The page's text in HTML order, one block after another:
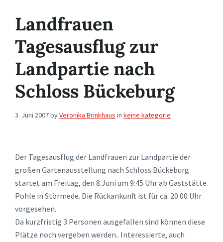
Landfrauen
Tagesausflug zur
Landpartie nach
Schloss Bückeburg
3. Juni 2007byVeronika Brinkhaus in keine kategorie
Der Tagesausflug der Landfrauen zur Landpartie der
großen Gartenausstellung nach Schloss Bückeburg
startet am Freitag, den 8.Juni um 9:45 Uhr ab Gaststätte
Pohle in Störmede. Die Rückankunft ist für ca. 20.00 Uhr
vorgesehen.
Da kurzfristig 3 Personen ausgefallen sind können diese
Plätze noch vergeben werden.. Interessierte, auch